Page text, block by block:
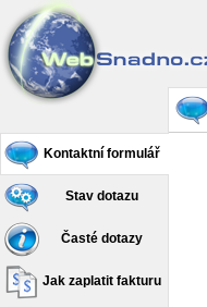
Kontaktní formulář
Stav dotazu
Časté dotazy
Jak zaplatit fakturu